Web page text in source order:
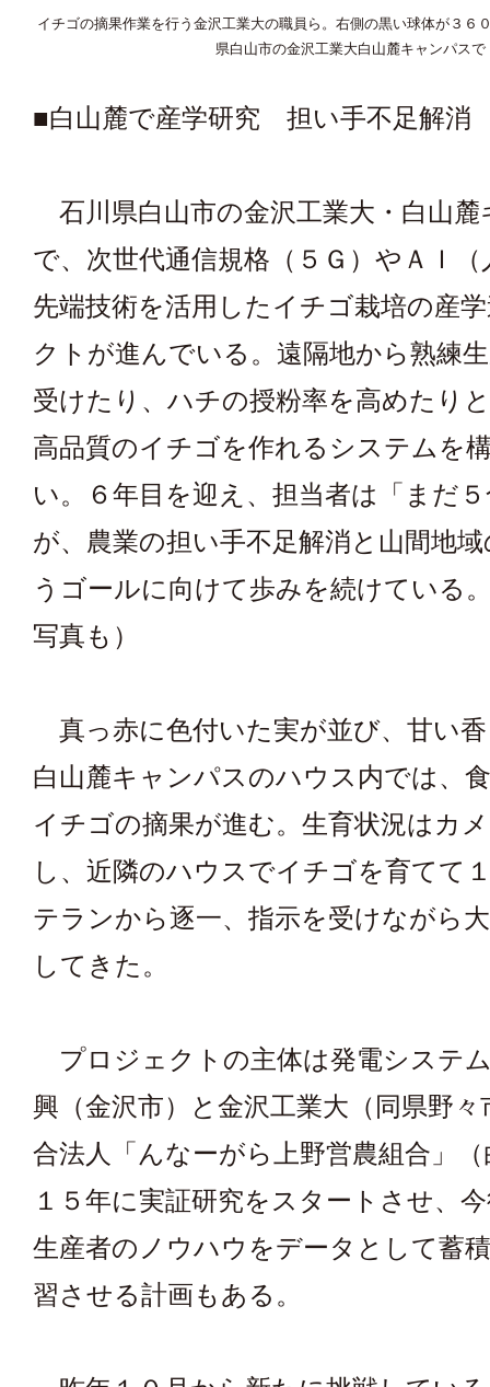
イチゴの摘果作業を行う金沢工業大の職員ら。右側の黒い球体が３６
県白山市の金沢工業大白山麓キャンパスで
■白山麓で産学研究 担い手不足解消
石川県白山市の金沢工業大・白山麓
で、次世代通信規格（５Ｇ）やＡＩ
先端技術を活用したイチゴ栽培の産
クトが進んでいる。遠隔地から熟練
受けたり、ハチの授粉率を高めたり
高品質のイチゴを作れるシステムを
い。６年目を迎え、担当者は「まだ
が、農業の担い手不足解消と山間地
うゴールに向けて歩みを続けている
写真も）
真っ赤に色付いた実が並び、甘い
白山麓キャンパスのハウス内では、
イチゴの摘果が進む。生育状況はカ
し、近隣のハウスでイチゴを育てて
テランから逐一、指示を受けながら
してきた。
プロジェクトの主体は発電システ
興（金沢市）と金沢工業大（同県野々
合法人「んなーがら上野営農組合」
１５年に実証研究をスタートさせ、
生産者のノウハウをデータとして蓄
習させる計画もある。